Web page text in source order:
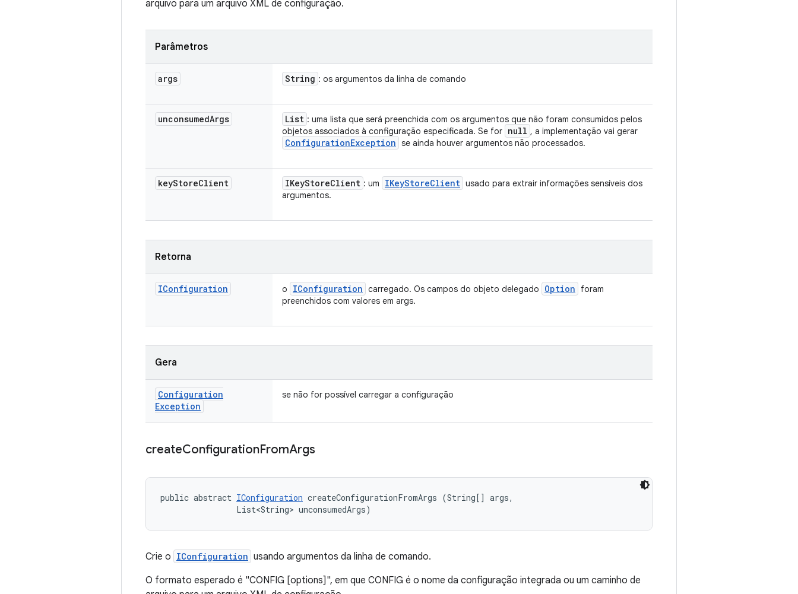
arquivo para um arquivo XML de configuração.
Parâmetros
args String : os argumentos da linha de comando
unconsumedArgs List : uma lista que será preenchida com os argumentos que não foram consumidos pelos
objetos associados à configuração especificada. Se for null , a implementação vai gerar
ConfigurationException se ainda houver argumentos não processados.
keyStoreClient IKeyStoreClient : um IKeyStoreClient usado para extrair informações sensíveis dos
argumentos.
Retorna
IConfiguration o IConfiguration carregado. Os campos do objeto delegado Option
foram
preenchidos com valores em args.
Gera
Configuration
Exception
se não for possível carregar a configuração
createConfigurationFromArgs
public abstract IConfiguration createConfigurationFromArgs (String[] args,
                List<String> unconsumedArgs)
Crie o IConfiguration usando argumentos da linha de comando.
O formato esperado é "CONFIG [options]", em que CONFIG é o nome da configuração integrada ou um caminho de